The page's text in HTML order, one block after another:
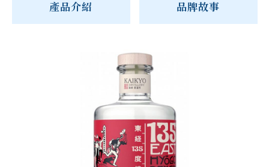
產品介紹 品牌故事